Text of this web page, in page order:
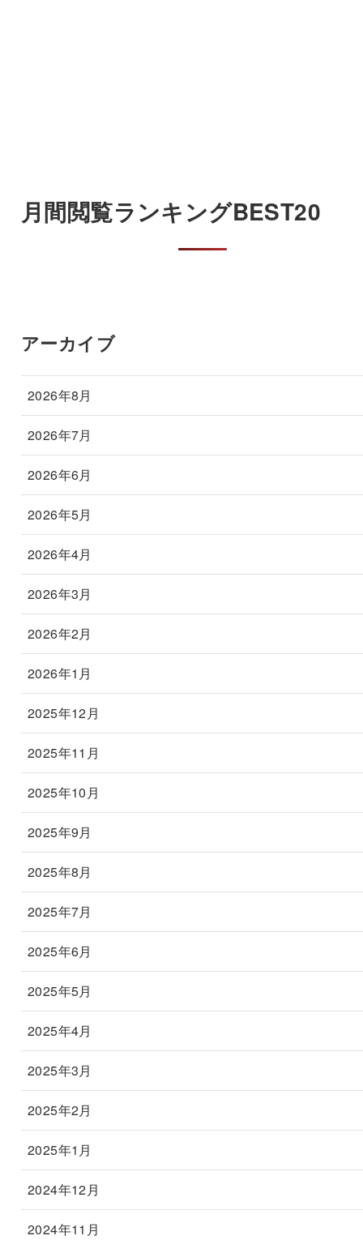
月間閲覧ランキングBEST20
アーカイブ
2026年8月
2026年7月
2026年6月
2026年5月
2026年4月
2026年3月
2026年2月
2026年1月
2025年12月
2025年11月
2025年10月
2025年9月
2025年8月
2025年7月
2025年6月
2025年5月
2025年4月
2025年3月
2025年2月
2025年1月
2024年12月
2024年11月